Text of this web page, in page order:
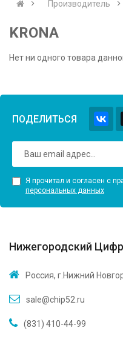
Производитель
KRONA
Нет ни одного товара
ПОДЕЛИТЬСЯ
Я прочитал и согласен с
персональных данных
Нижегородский
Россия, г.Нижний
sale@chip52.ru
(831) 410-44-99